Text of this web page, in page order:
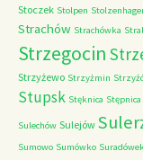
Stoczek Stolpen
Strachów Strachówka
Strzegocin
Strzyżewo Strzyżmin
Stupsk Stęknica Stępnica
Sulechów Sulejów
Sumowo Sumówko